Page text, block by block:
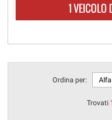
1 VEICOLO
Ordina per:
Trovati 1